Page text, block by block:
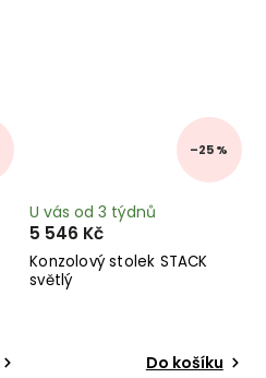
–25 %
Konzolový stolek STACK
světlý
U vás od 3 týdnů
5 546 Kč
Do košíku